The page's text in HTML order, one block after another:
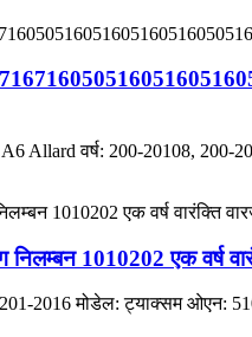
Allard वर्ष: 200-20108, 200-
1010202 एक वर्ष
2016 मोडेल: ट्याक्सम ओएन: